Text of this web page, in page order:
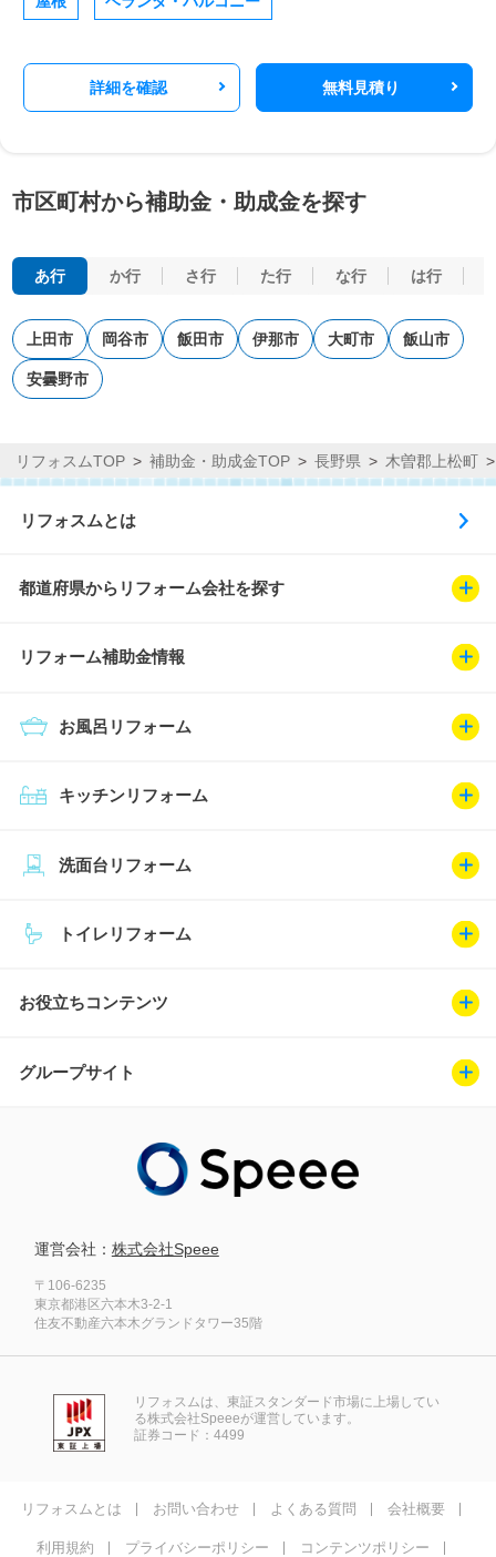
詳細を確認 無料見積り
市区町村から補助金・助成金を探す
あ行 か行 さ行 た行 な行 は行
上田市 岡谷市 飯田市 伊那市 大町市 飯山市
安曇野市
リフォスムTOP 補助金・助成金TOP 長野県 木曽郡上松町
リフォスムとは
都道府県からリフォーム会社を探す
リフォーム補助金情報
キッチンリフォーム
お風呂リフォーム
トイレリフォーム
洗面台リフォーム
お役立ちコンテンツ
グループサイト
運営会社： 株式会社Speee
〒106-6235
東京都港区六本木3-2-1
住友不動産六本木グランドタワー35階
リフォスムは、東証スタンダード市場に上場してい
る株式会社Speeeが運営しています。
証券コード：4499
リフォスムとは お問い合わせ よくある質問 会社概要
利用規約 プライバシーポリシー コンテンツポリシー